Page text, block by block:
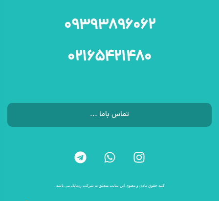
۰۹۳۹۳۸۹۶۰۶۲
۰۲۱۶۵۴۲۱۴۸۰
تماس باما ...
کلیه حقوق مادی و معنوی این سایت متعلق به شرکت ریماپک می باشد .